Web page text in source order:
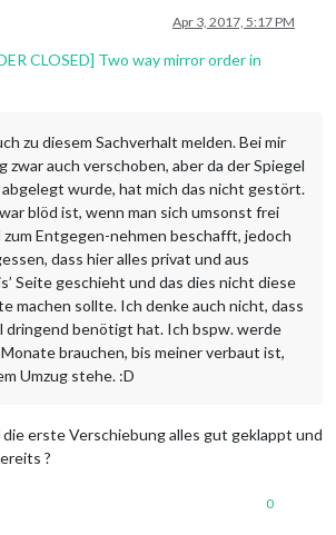
Apr 3, 2017, 5:17 PM
CLOSED] Two way mirror order in
zu diesem Sachverhalt melden. Bei mir
zwar auch verschoben, aber da der Spiegel
wurde, hat mich das nicht gestört.
blöd ist, wenn man sich umsonst frei
zum Entgegen-nehmen beschafft, jedoch
dass hier alles privat und aus
Seite geschieht und das dies nicht diese
machen sollte. Ich denke auch nicht, dass
dringend benötigt hat. Ich bspw. werde
brauchen, bis meiner verbaut ist,
Umzug stehe. :D
die erste Verschiebung alles gut geklappt und
?
0